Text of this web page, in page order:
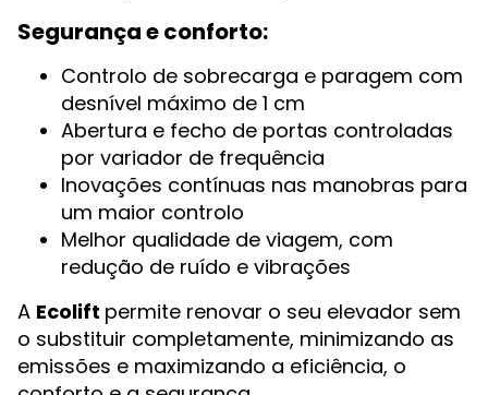
Segurança e conforto:
Controlo de sobrecarga e paragem com
desnível máximo de 1 cm
Abertura e fecho de portas controladas
por variador de frequência
Inovações contínuas nas manobras para
um maior controlo
Melhor qualidade de viagem, com
redução de ruído e vibrações
A Ecolift permite renovar o seu elevador sem
o substituir completamente, minimizando as
emissões e maximizando a eficiência, o